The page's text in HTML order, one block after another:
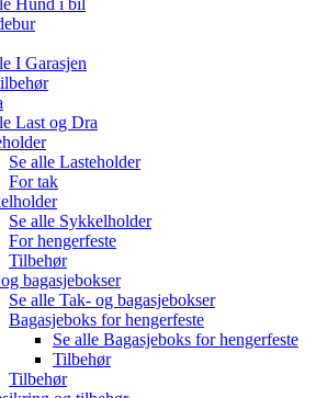
I Garasjen
Last og Dra
Se alle Lasteholder
For tak
Se alle Sykkelholder
For hengerfeste
Tilbehør
bagasjebokser
Se alle Tak- og bagasjebokser
Bagasjeboks for hengerfeste
Se alle Bagasjeboks for hengerfeste
Tilbehør
Tilbehør